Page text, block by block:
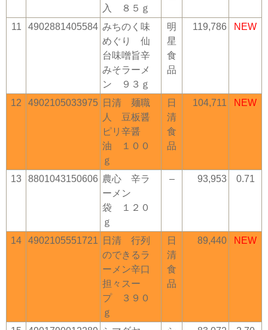
入 ８５ｇ
11 4902881405584 みちのく味
めぐり 仙
台味噌旨辛
みそラーメ
ン ９３ｇ
明
星
食
品
119,786 NEW
12 4902105033975 日清 麺職
人 豆板醤
ピリ辛醤
油 １００
ｇ
日
清
食
品
104,711 NEW
13 8801043150606 農心 辛ラ
ーメン
袋 １２０
ｇ
– 93,953 0.71
14 4902105551721
日清 行列
のできるラ
ーメン辛口
担々スー
プ ３９０
ｇ
日
清
食
品
89,440 NEW